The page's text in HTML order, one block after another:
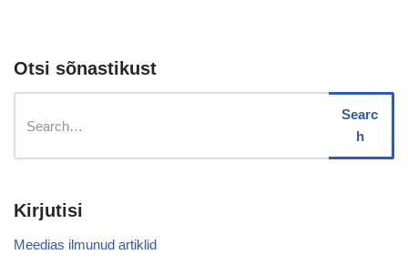
Otsi sõnastikust
Searc
h
Kirjutisi
Meedias ilmunud artiklid